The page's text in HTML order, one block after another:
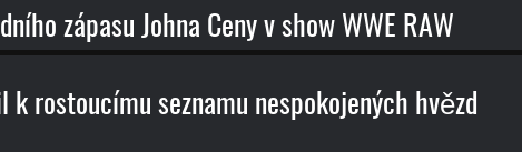
zápasu Johna Ceny v show WWE RAW
rostoucímu seznamu nespokojených hvězd